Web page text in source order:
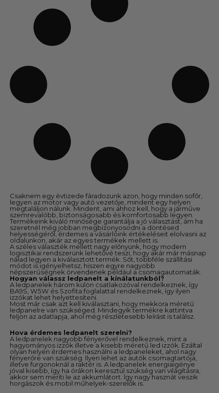
Csaknem egy évtizede fáradozunk azon, hogy minden sofőr,
legyen az motor vagy autó vezetője, mindent egy helyen
megtaláljon nálunk. Mindent, ami ahhoz kell, hogy a járműve
szemrevalóbb, biztonságosabb és komfortosabb legyen.
Termékeink kiváló minősége garantálja a jó választást, ám ha
szeretnél még jobban megbizonyosodni a döntésed
helyességéről, érdemes a vásárlóink értékeléseit elolvasni az
oldalunkon, akár az egyes termékek mellett is.
A széles választék mellett nagy előnyünk, hogy modern
logisztikai rendszerünk lehetővé teszi, hogy akár már másnap
nálad legyen a kiválasztott termék. Sőt, többféle szállítási
módot is igényelhetsz, hiszen egyre nagyobb
népszerűségnek örvendenek például a csomagautomaták.
Hogyan válassz ledpanelt a kínálatunkból?
A ledpanelek három külön csatlakozóval rendelkeznek, így
BA9S, W5W és Szofita foglalattal rendelkeznek, így ilyen
izzókat lehet helyettesíteni.
Most már csak azt kell kiválasztani, hogy mekkora méretű
ledpanelre van szükséged. Mindegyik termékre kattintva
feljön az adatlapja, ahol még részletesebb leírást is találsz.
Hova érdemes ledpanelt szerelni?
A ledpanelek nagyobb fényerővel rendelkeznek, mint a
hagyományos izzók illetve a kisebb méretű led izzók. Ezáltal
olyan helyen érdemes használni a ledpaneleket, ahol nagy
fényerőre van szükség. Ilyen lehet az autók csomagtartója,
illetve furgonoknál a raktér is. A ledpanelek energiaigénye
jóval kisebb, így ha órákon keresztül szükség van világításra,
akkor sem meríti le az akkumlátort. Így nagy hasznát veszik
horgászok és mobil műhelyek-szerelők is.